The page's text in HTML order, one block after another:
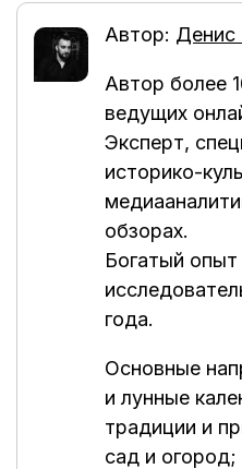
Автор: Денис
Автор более
ведущих
Эксперт,
историко-
обзорах.
Богатый
года.
Основные
и лунные
традиции и
сад и огород;